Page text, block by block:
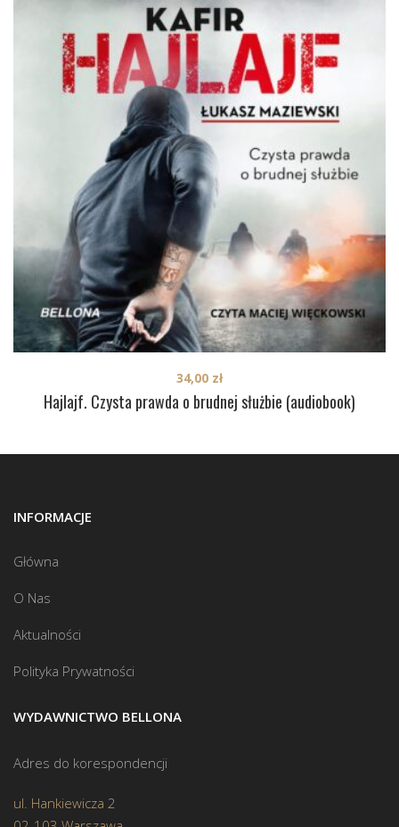
Hajlajf. Czysta prawda o brudnej służbie (audiobook)
34,00 zł
INFORMACJE
Główna
O Nas
Aktualności
Polityka Prywatności
WYDAWNICTWO BELLONA
Adres do korespondencji
ul. Hankiewicza 2